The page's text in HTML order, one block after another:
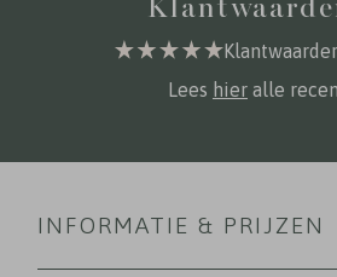
Lees hier alle
INFORMATIE & PRIJZEN